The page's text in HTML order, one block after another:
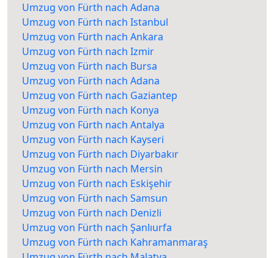
Umzug von Fürth nach Adana
Umzug von Fürth nach Istanbul
Umzug von Fürth nach Ankara
Umzug von Fürth nach Izmir
Umzug von Fürth nach Bursa
Umzug von Fürth nach Adana
Umzug von Fürth nach Gaziantep
Umzug von Fürth nach Konya
Umzug von Fürth nach Antalya
Umzug von Fürth nach Kayseri
Umzug von Fürth nach Diyarbakır
Umzug von Fürth nach Mersin
Umzug von Fürth nach Eskişehir
Umzug von Fürth nach Samsun
Umzug von Fürth nach Denizli
Umzug von Fürth nach Şanlıurfa
Umzug von Fürth nach Kahramanmaraş